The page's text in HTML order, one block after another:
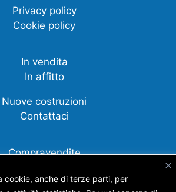
cookie, anche di terze parti, per
Privacy policy
Cookie policy
In vendita
In affitto
Nuove costruzioni
Contattaci
Compravendite